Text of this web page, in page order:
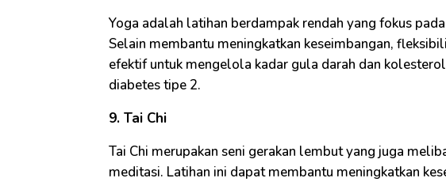
Yoga adalah latihan berdampak rendah yang fokus
Selain membantu meningkatkan keseimbangan,
efektif untuk mengelola kadar gula darah dan
diabetes tipe 2.
9. Tai Chi
Tai Chi merupakan seni gerakan lembut yang juga
meditasi. Latihan ini dapat membantu meningkatkan